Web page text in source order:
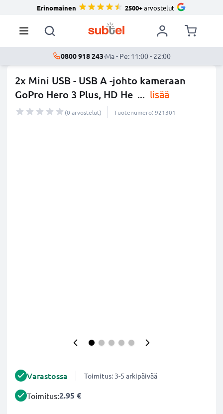
Erinomainen 2500+arvostelut
0800 918 243·Ma - Pe: 11:00 - 22:00
2x Mini USB - USB A -johto kameraan
GoPro Hero 3 Plus, HD He ... lisää
(0 arvostelut) Tuotenumero: 921301
Varastossa Toimitus: 3-5 arkipäivää
Toimitus:2.95 €